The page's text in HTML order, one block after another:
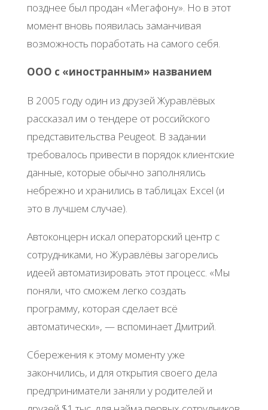
позднее был продан «Мегафону». Но в этот
момент вновь появилась заманчивая
возможность поработать на самого себя.
ООО с «иностранным» названием
В 2005 году один из друзей Журавлёвых
рассказал им о тендере от российского
представительства Peugeot. В задании
требовалось привести в порядок клиентские
данные, которые обычно заполнялись
небрежно и хранились в таблицах Excel (и
это в лучшем случае).
Автоконцерн искал операторский центр с
сотрудниками, но Журавлёвы загорелись
идеей автоматизировать этот процесс. «Мы
поняли, что сможем легко создать
программу, которая сделает всё
автоматически», — вспоминает Дмитрий.
Сбережения к этому моменту уже
закончились, и для открытия своего дела
предприниматели заняли у родителей и